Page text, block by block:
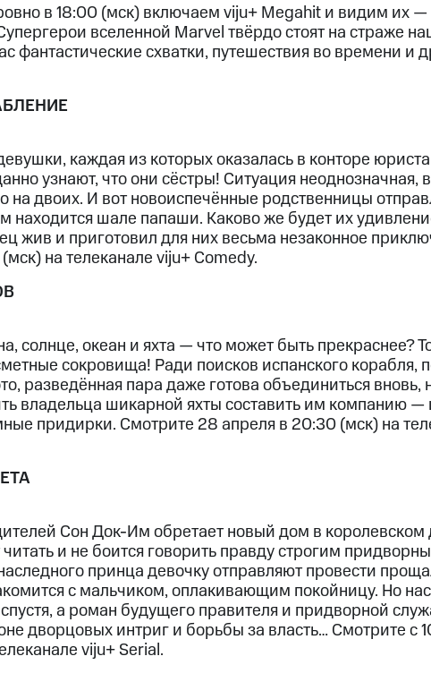
в 18:00 (мск) включаем viju+ Megahit и видим их —
вселенной Marvel твёрдо стоят на страже
фантастические схватки, путешествия во времени и
каждая из которых оказалась в конторе
узнают, что они сёстры! Ситуация неоднозначная,
на двоих. И вот новоиспечённые родственницы
находится шале папаши. Каково же будет их
жив и приготовил для них весьма незаконное
на телеканале viju+ Comedy.
солнце, океан и яхта — что может быть прекраснее?
сокровища! Ради поисков испанского корабля,
разведённая пара даже готова объединиться
владельца шикарной яхты составить им компанию
придирки. Смотрите 28 апреля в 20:30 (мск) на
СонДок-Имобретает новый дом в
и не боится говорить правду строгим
принца девочку отправляют провести
с мальчиком, оплакивающим покойницу. Но
а роман будущего правителя и придворной
дворцовых интриг и борьбы за власть… Смотрите c
viju+ Serial.